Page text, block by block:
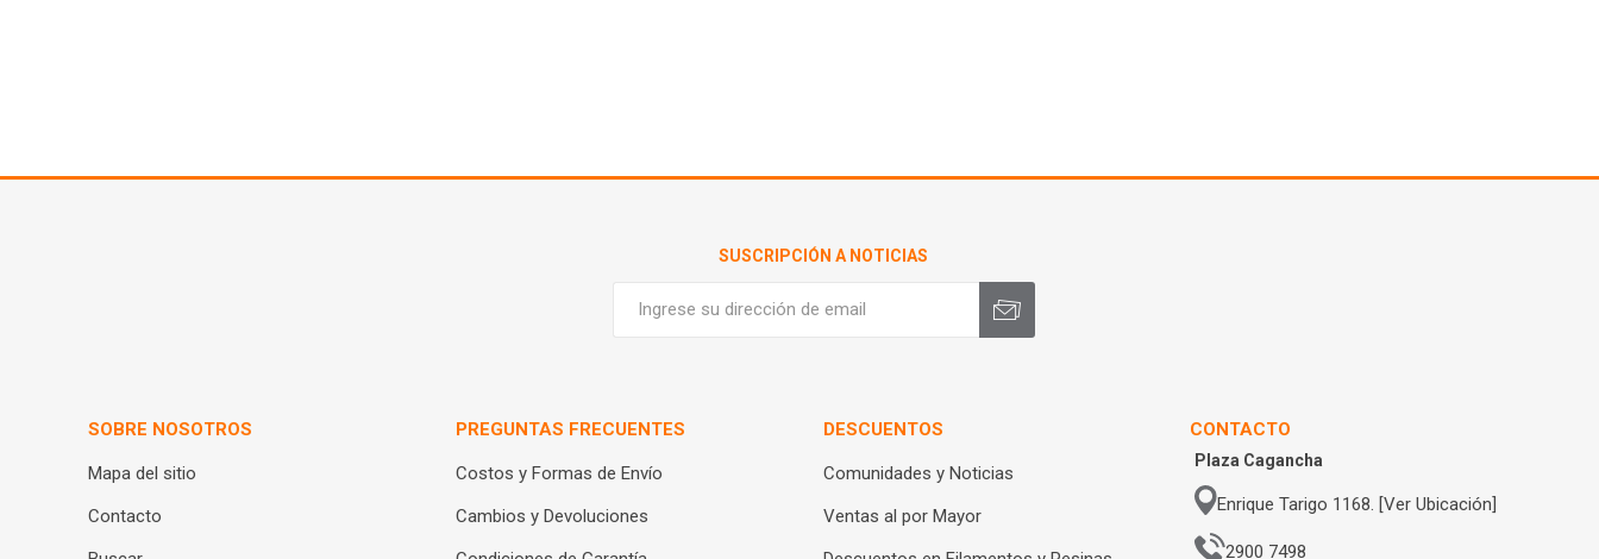
SUSCRIPCIÓN A NOTICIAS
SOBRE NOSOTROS
Mapa del sitio
Contacto
PREGUNTAS FRECUENTES
Costos y Formas de Envío
Cambios y Devoluciones
DESCUENTOS
Comunidades y Noticias
Ventas al por Mayor
CONTACTO
Plaza Cagancha
Enrique Tarigo 1168. [Ver Ubicación]
2900 7498